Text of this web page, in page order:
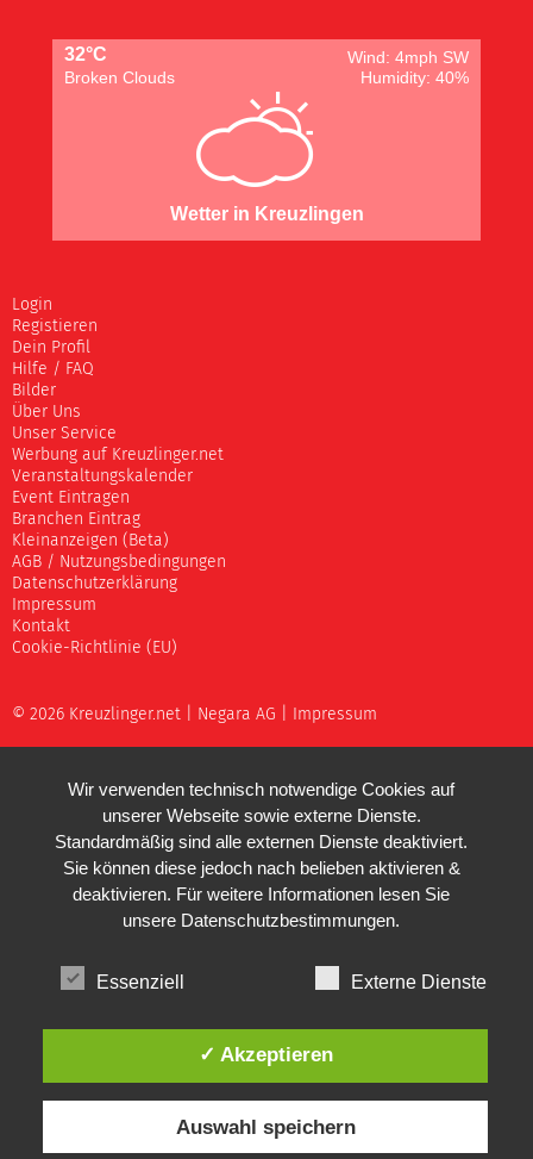
32°C
Wind: 4mph SW
Broken Clouds
Humidity: 40%
Wetter in Kreuzlingen
Login
Registieren
Dein Profil
Hilfe / FAQ
Bilder
Über Uns
Unser Service
Werbung auf Kreuzlinger.net
Veranstaltungskalender
Event Eintragen
Branchen Eintrag
Kleinanzeigen (Beta)
AGB / Nutzungsbedingungen
Datenschutzerklärung
Impressum
Kontakt
Cookie-Richtlinie (EU)
© 2026 Kreuzlinger.net | Negara AG Impressum
Wir verwenden technisch notwendige Cookies auf
unserer Webseite sowie externe Dienste.
Standardmäßig sind alle externen Dienste deaktiviert.
Sie können diese jedoch nach belieben aktivieren &
deaktivieren. Für weitere Informationen lesen Sie
unsere Datenschutzbestimmungen.
Essenziell Externe Dienste
✓ Akzeptieren
Auswahl speichern